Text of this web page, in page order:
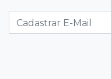
lugar no Brasileirão